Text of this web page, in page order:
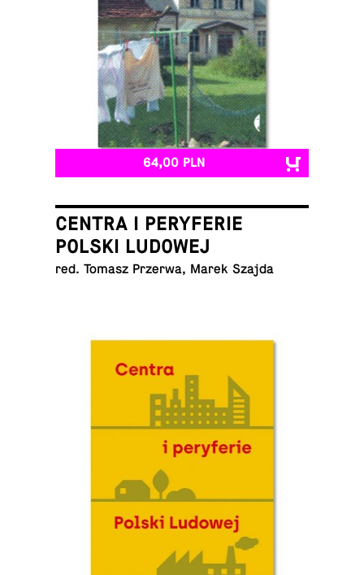
64,00 PLN
CENTRA I PERYFERIE
POLSKI LUDOWEJ
red. Tomasz Przerwa, Marek Szajda